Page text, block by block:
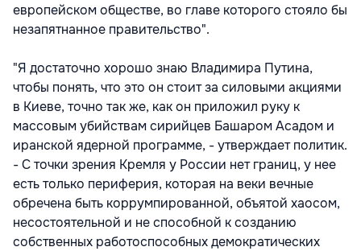
европейском обществе, во главе которого стояло бы
незапятнанное правительство".
"Я достаточно хорошо знаю Владимира Путина,
чтобы понять, что это он стоит за силовыми акциями
в Киеве, точно так же, как он приложил руку к
массовым убийствам сирийцев Башаром Асадом и
иранской ядерной программе, - утверждает политик.
- С точки зрения Кремля у России нет границ, у нее
есть только периферия, которая на веки вечные
обречена быть коррумпированной, объятой хаосом,
несостоятельной и не способной к созданию
собственных работоспособных демократических